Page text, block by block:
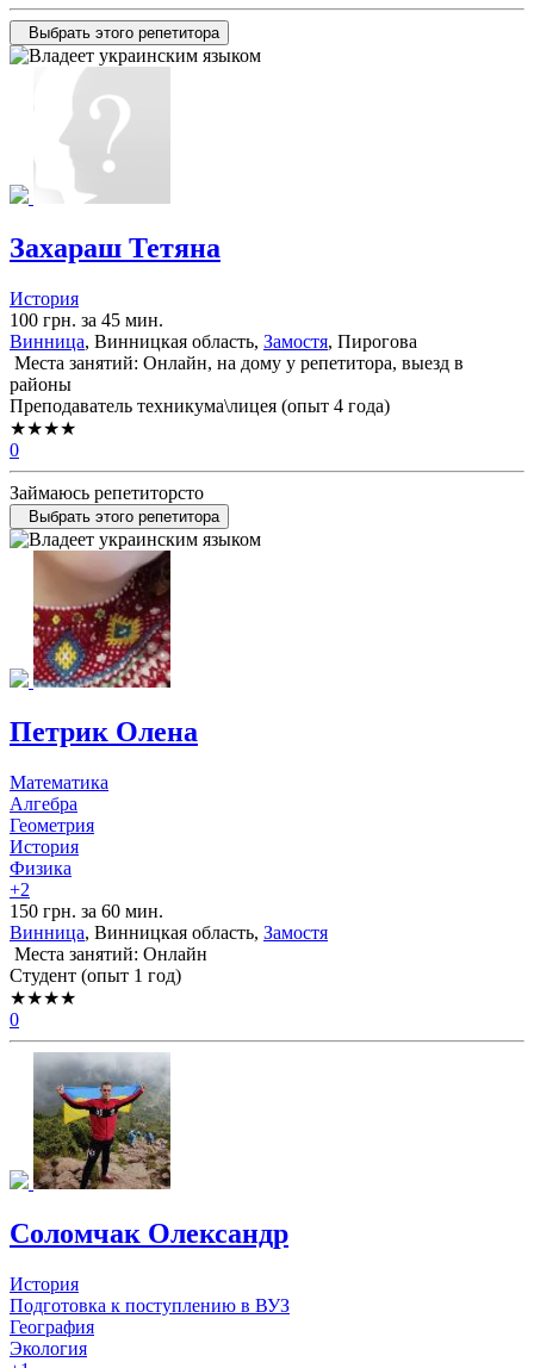
Выбрать этого репетитора
Захараш Тетяна
История
100 грн. за 45 мин.
Винница, Винницкая область, Замостя, Пирогова
Места занятий: Онлайн, на дому у репетитора, выезд в
районы
Преподаватель техникума\лицея (опыт 4 года)
★★★★
0
Займаюсь репетиторсто
Выбрать этого репетитора
Петрик Олена
Математика
Алгебра
Геометрия
История
Физика
+2
150 грн. за 60 мин.
Винница, Винницкая область, Замостя
Места занятий: Онлайн
Cтудент (опыт 1 год)
★★★★
0
Соломчак Олександр
История
Подготовка к поступлению в ВУЗ
География
Экология